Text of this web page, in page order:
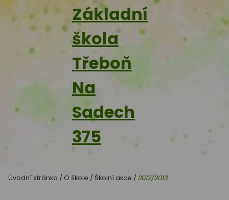
Základní
škola
Třeboň
Na
Sadech
375
Úvodní stránka / O škole / Školní akce / 2012/2013